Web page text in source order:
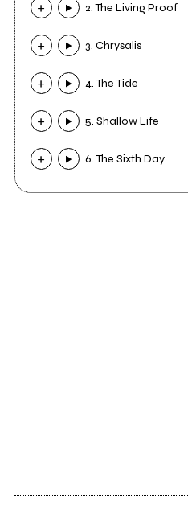
2. The Living Proof
3. Chrysalis
4. The Tide
5. Shallow Life
6. The Sixth Day